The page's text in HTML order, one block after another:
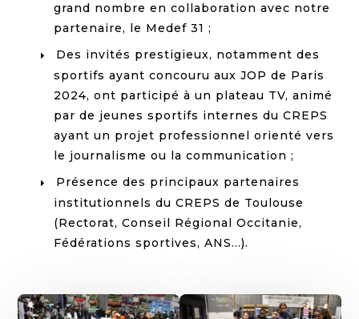
grand nombre en collaboration avec notre
partenaire, le Medef 31 ;
Des invités prestigieux, notamment des
sportifs ayant concouru aux JOP de Paris
2024, ont participé à un plateau TV, animé
par de jeunes sportifs internes du CREPS
ayant un projet professionnel orienté vers
le journalisme ou la communication ;
Présence des principaux partenaires
institutionnels du CREPS de Toulouse
(Rectorat, Conseil Régional Occitanie,
Fédérations sportives, ANS…).